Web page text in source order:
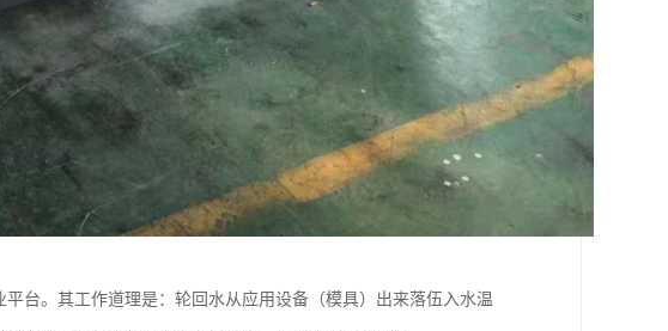
台。其工作道理是：轮回水从应用设备（模具）出来落伍入水温